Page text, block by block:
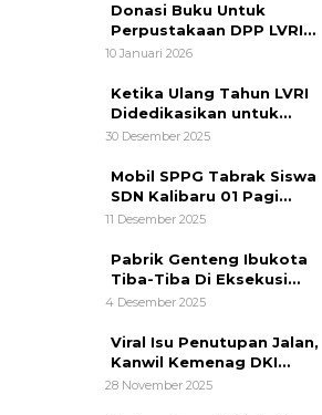
Donasi Buku Untuk
Perpustakaan DPP LVRI
Terus Mengalir
10 Januari 2026
Ketika Ulang Tahun LVRI
Didedikasikan untuk
Kemanusiaan
30 Desember 2025
Mobil SPPG Tabrak Siswa
SDN Kalibaru 01 Pagi
Cilincing Jakarta Utara
11 Desember 2025
Pabrik Genteng Ibukota
Tiba-Tiba Di Eksekusi
Jurusita Pengadilan Negeri
Hukum Sejak Awal
4 Desember 2025
Viral Isu Penutupan Jalan,
Kanwil Kemenag DKI
Jakarta Luruskan Fakta
28 November 2025